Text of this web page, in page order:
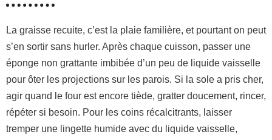
La graisse recuite, c’est la plaie familière, et pourtant on peut
s’en sortir sans hurler. Après chaque cuisson, passer une
éponge non grattante imbibée d’un peu de liquide vaisselle
pour ôter les projections sur les parois. Si la sole a pris cher,
agir quand le four est encore tiède, gratter doucement, rincer,
répéter si besoin. Pour les coins récalcitrants, laisser
tremper une lingette humide avec du liquide vaisselle,